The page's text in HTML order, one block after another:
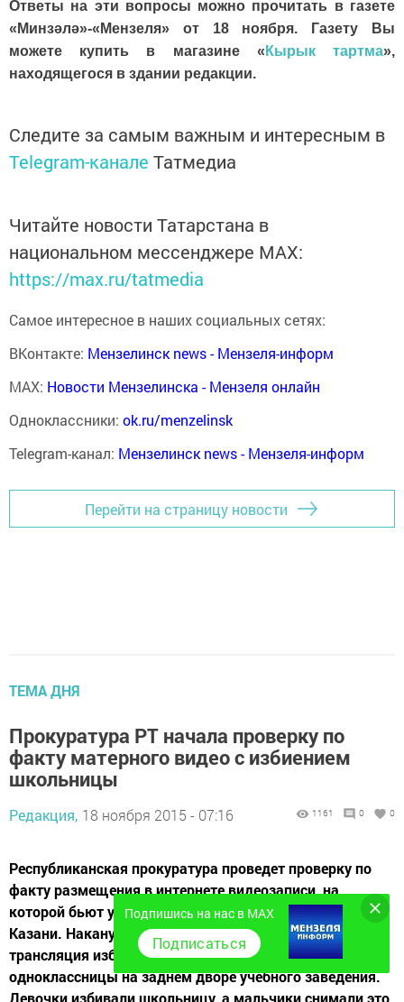
Ответы на эти вопросы можно прочитать в газете
«Минзәлә»-«Мензеля» от 18 ноября. Газету Вы
можете купить в магазине « Кырык тартма»,
находящегося в здании редакции.
Следите за самым важным и интересным в
Telegram-канале Татмедиа
Читайте новости Татарстана в
национальном мессенджере MАХ:
https://max.ru/tatmedia
Самое интересное в наших социальных сетях:
ВКонтакте: Мензелинск news - Мензеля-информ
MAX: Новости Мензелинска - Мензеля онлайн
Одноклассники: ok.ru/menzelinsk
Telegram-канал: Мензелинск news - Мензеля-информ
Перейти на страницу новости
ТЕМА ДНЯ
Прокуратура РТ начала проверку по
факту матерного видео с избиением
школьницы
Редакция, 18 ноября 2015 - 07:16 1161 0 0
Республиканская прокуратура проведет проверку по
факту размещения в интернете видеозаписи, на
которой бьют учащуюся одного из учебных заведений
Казани. Накануне в интернете появилась прямая
трансляция избиения школьницами своей
одноклассницы на заднем дворе учебного заведения.
Подпишись на нас в MAX
Подписаться